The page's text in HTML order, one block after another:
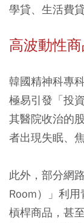
學貸、生活費
高波動性
韓國精神科專
極易引發「投
其醫院收治的
者出現失眠、
此外，部分網
Room）」利
槓桿商品，甚